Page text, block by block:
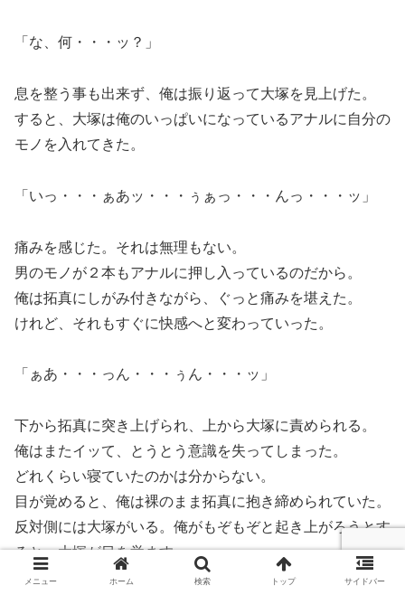
「な、何・・・ッ？」
息を整う事も出来ず、俺は振り返って大塚を見上げた。
すると、大塚は俺のいっぱいになっているアナルに自分の
モノを入れてきた。
「いっ・・・ぁあッ・・・ぅぁっ・・・んっ・・・ッ」
痛みを感じた。それは無理もない。
男のモノが２本もアナルに押し入っているのだから。
俺は拓真にしがみ付きながら、ぐっと痛みを堪えた。
けれど、それもすぐに快感へと変わっていった。
「ぁあ・・・っん・・・ぅん・・・ッ」
下から拓真に突き上げられ、上から大塚に責められる。
俺はまたイッて、とうとう意識を失ってしまった。
どれくらい寝ていたのかは分からない。
目が覚めると、俺は裸のまま拓真に抱き締められていた。
反対側には大塚がいる。俺がもぞもぞと起き上がろうとす
ると、大塚が目を覚ます。
メニュー ホーム 検索 トップ サイドバー